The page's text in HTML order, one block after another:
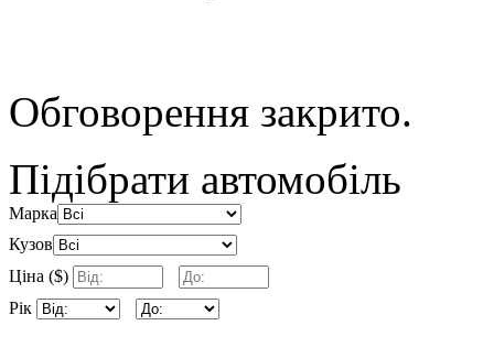
Обговорення закрито.
Підібрати автомобіль
Марка
Кузов
Ціна ($)
Рік